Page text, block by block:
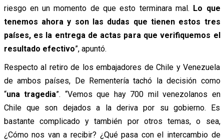
riesgo en un momento de que esto terminara mal. Lo que
tenemos ahora y son las dudas que tienen estos tres
países, es la entrega de actas para que verifiquemos el
resultado efectivo”, apuntó.
Respecto al retiro de los embajadores de Chile y Venezuela
de ambos países, De Rementería tachó la decisión como
“una tragedia”. “Vemos que hay 700 mil venezolanos en
Chile que son dejados a la deriva por su gobierno. Es
bastante complicado y también por otros temas, o sea,
¿Cómo nos van a recibir? ¿Qué pasa con el intercambio de